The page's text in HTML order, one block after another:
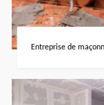
Entreprise de